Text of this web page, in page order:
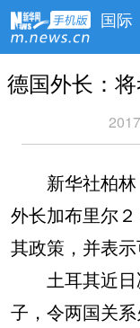
国际
德国外长：
新华社柏林
外长加布里尔
其政策，并表示
土耳其近日
子，令两国关